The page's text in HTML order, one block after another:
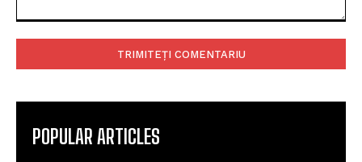
POPULAR ARTICLES